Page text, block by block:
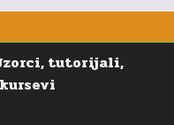
tutorijali,